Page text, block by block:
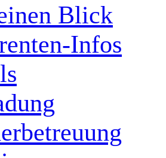
Blick
Infos